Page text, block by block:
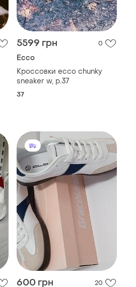
Ecco
Кроссовки ecco chunky
sneaker w, р.37
37
600 грн
Graceland
Кросівки жіночі